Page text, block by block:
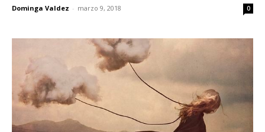
Dominga Valdez - marzo 9, 2018 0